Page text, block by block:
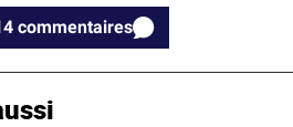
Voir les 14 commentaires